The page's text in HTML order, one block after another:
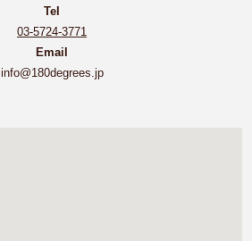
Tel
03-5724-3771
Email
info@180degrees.jp